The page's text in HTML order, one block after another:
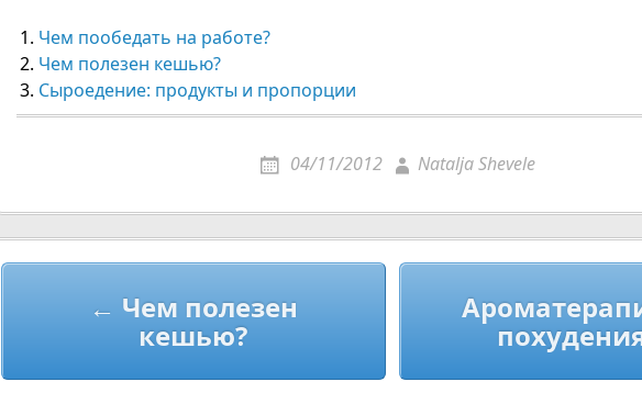
Чем пообедать на работе?
Чем полезен кешью?
Сыроедение: продукты и пропорции
04/11/2012 Natalja Shevele
Навигация
записям
← Чем полезен
кешью?